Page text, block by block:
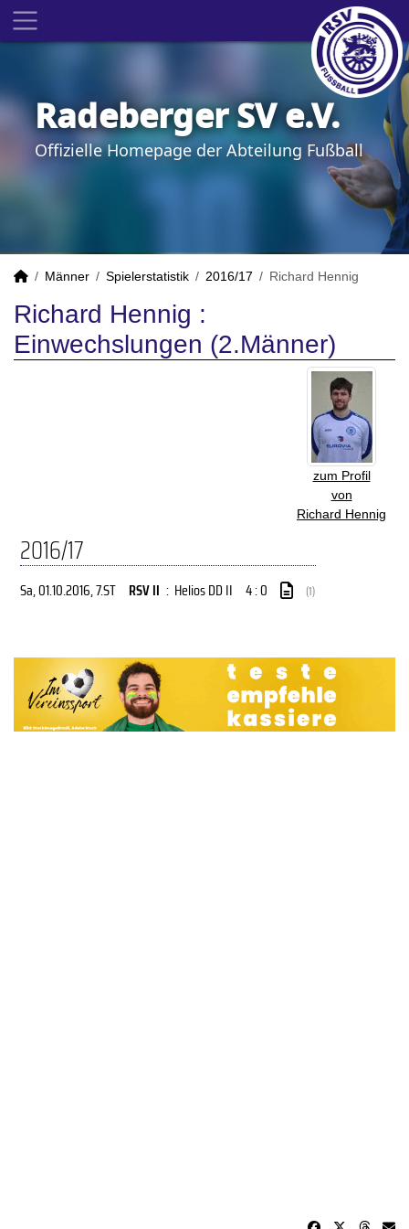
Radeberger SV e.V.
Offizielle Homepage der Abteilung Fußball
Männer Spielerstatistik 2016/17 Richard Hennig
Richard Hennig :
Einwechslungen (2.Männer)
zum Profil
von
Richard Hennig
2016/17
Sa, 01.10.2016, 7.ST RSV II : Helios DD II 4 : 0 (1)